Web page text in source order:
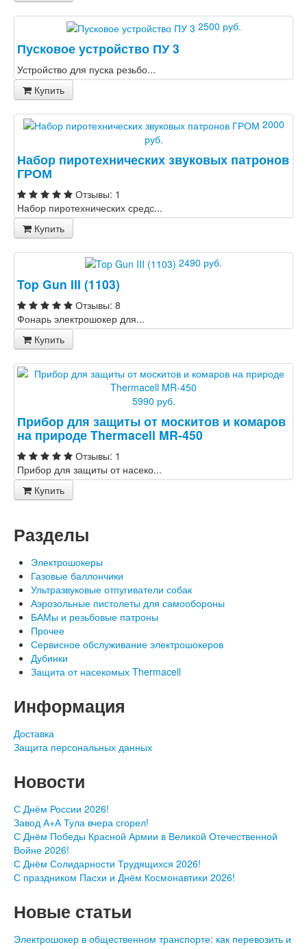
2500 руб.
Пусковое устройство ПУ 3
Устройство для пуска резьбо...
Купить
2000
руб.
Набор пиротехнических звуковых патронов
ГРОМ
Отзывы: 1
Набор пиротехнических средс...
Купить
2490 руб.
Top Gun III (1103)
Отзывы: 8
Фонарь электрошокер для...
Купить
5990 руб.
Прибор для защиты от москитов и комаров
на природе Thermacell MR-450
Отзывы: 1
Прибор для защиты от насеко...
Купить
Разделы
Электрошокеры
Газовые баллончики
Ультразвуковые отпугиватели собак
Аэрозольные пистолеты для самообороны
БАМы и резьбовые патроны
Прочее
Сервисное обслуживание электрошокеров
Дубинки
Защита от насекомых Thermacell
Информация
Доставка
Защита персональных данных
Новости
С Днём России 2026!
Завод А+А Тула вчера сгорел!
С Днём Победы Красной Армии в Великой Отечественной
Войне 2026!
С Днём Солидарности Трудящихся 2026!
С праздником Пасхи и Днём Космонавтики 2026!
Новые статьи
Электрошокер в общественном транспорте: как перевозить и